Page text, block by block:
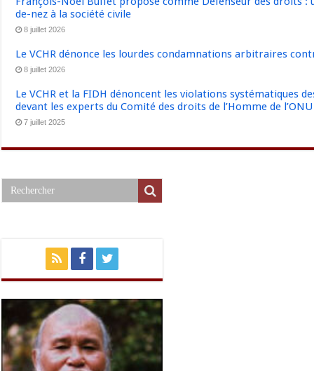
de-nez à la société civile
8 juillet 2026
Le VCHR dénonce les lourdes condamnations arbitraires
8 juillet 2026
Le VCHR et la FIDH dénoncent les violations systématiques
devant les experts du Comité des droits de l’Homme de l’ONU
7 juillet 2025